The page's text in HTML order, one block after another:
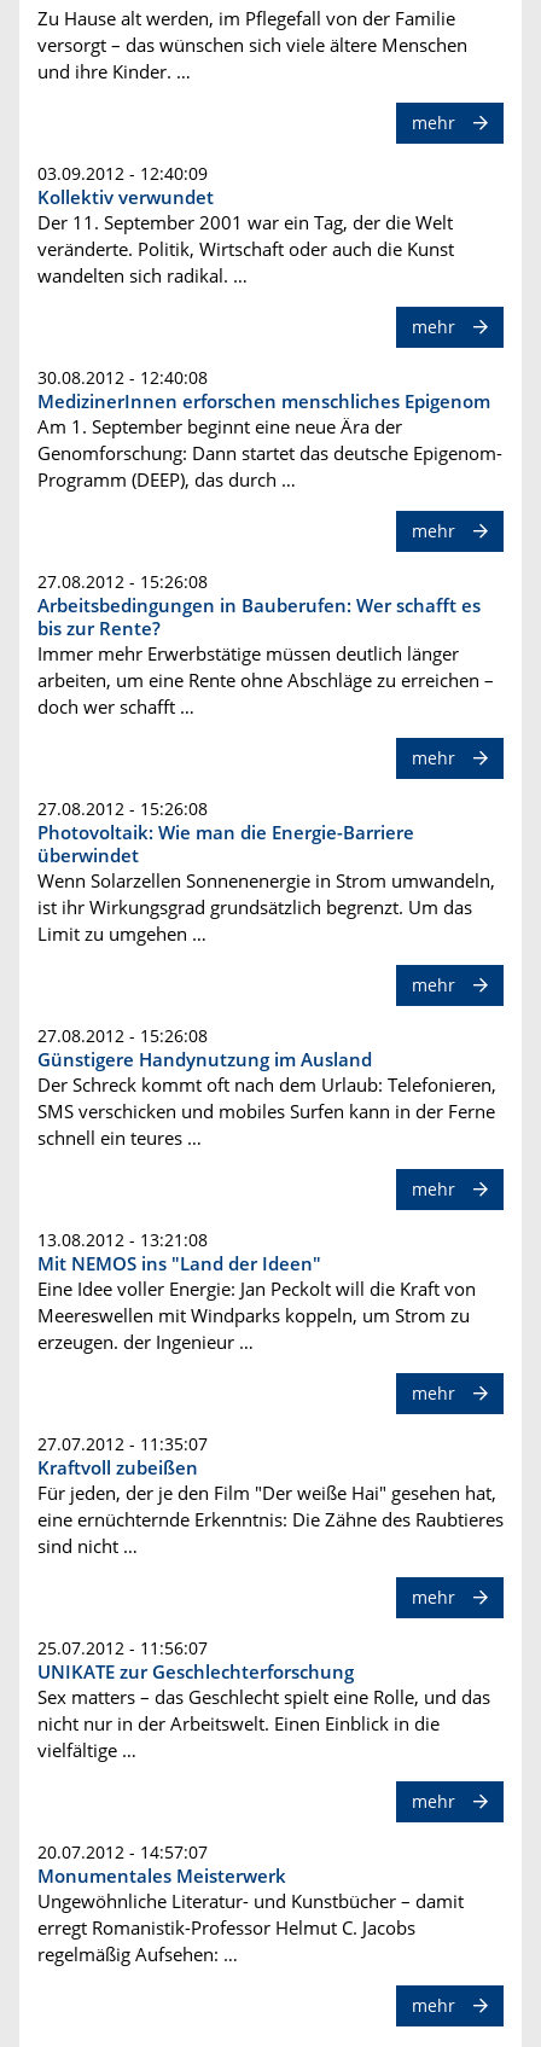
Zu Hause alt werden, im Pflegefall von der Familie
versorgt – das wünschen sich viele ältere Menschen
und ihre Kinder. …
mehr
03.09.2012 - 12:40:09
Kollektiv verwundet
Der 11. September 2001 war ein Tag, der die Welt
veränderte. Politik, Wirtschaft oder auch die Kunst
wandelten sich radikal. …
mehr
30.08.2012 - 12:40:08
MedizinerInnen erforschen menschliches Epigenom
Am 1. September beginnt eine neue Ära der
Genomforschung: Dann startet das deutsche Epigenom-
Programm (DEEP), das durch …
mehr
27.08.2012 - 15:26:08
Arbeitsbedingungen in Bauberufen: Wer schafft es
bis zur Rente?
Immer mehr Erwerbstätige müssen deutlich länger
arbeiten, um eine Rente ohne Abschläge zu erreichen –
doch wer schafft …
mehr
27.08.2012 - 15:26:08
Photovoltaik: Wie man die Energie-Barriere
überwindet
Wenn Solarzellen Sonnenenergie in Strom umwandeln,
ist ihr Wirkungsgrad grundsätzlich begrenzt. Um das
Limit zu umgehen …
mehr
27.08.2012 - 15:26:08
Günstigere Handynutzung im Ausland
Der Schreck kommt oft nach dem Urlaub: Telefonieren,
SMS verschicken und mobiles Surfen kann in der Ferne
schnell ein teures …
mehr
13.08.2012 - 13:21:08
Mit NEMOS ins "Land der Ideen"
Eine Idee voller Energie: Jan Peckolt will die Kraft von
Meereswellen mit Windparks koppeln, um Strom zu
erzeugen. der Ingenieur …
mehr
27.07.2012 - 11:35:07
Kraftvoll zubeißen
Für jeden, der je den Film "Der weiße Hai" gesehen hat,
eine ernüchternde Erkenntnis: Die Zähne des Raubtieres
sind nicht …
mehr
25.07.2012 - 11:56:07
UNIKATE zur Geschlechterforschung
Sex matters – das Geschlecht spielt eine Rolle, und das
nicht nur in der Arbeitswelt. Einen Einblick in die
vielfältige …
mehr
20.07.2012 - 14:57:07
Monumentales Meisterwerk
Ungewöhnliche Literatur- und Kunstbücher – damit
erregt Romanistik-Professor Helmut C. Jacobs
regelmäßig Aufsehen: …
mehr